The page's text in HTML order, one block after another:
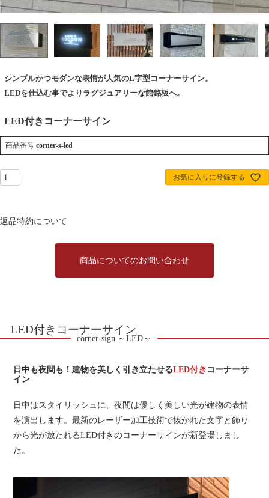
シンプルかつモダンな表情が人気のL字型コーナーサイン。
LEDを仕込む事でよりラグジュアリーな館銘板へ。
LED付きコーナーサイン
商品番号 corner-s-led
お気に入りに登録する
返品特約について
商品についてのお問い合わせ
LED付きコーナーサイン
corner-sign ～LED～
日中も夜間も！建物を美しく引き立たせるLED付き コーナーサ
イン
日中はスタイリッシュに、夜間は優しく美しい光が建物の表情
を演出します。最新のレーザー加工技術で抜かれた文字と飾り
から光が放たれるLED付きのコーナーサインが新登場しまし
た。